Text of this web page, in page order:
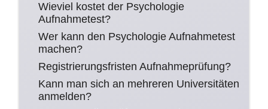
Wieviel kostet der Psychologie
Aufnahmetest?
Wer kann den Psychologie Aufnahmetest
machen?
Registrierungsfristen Aufnahmeprüfung?
Kann man sich an mehreren Universitäten
anmelden?